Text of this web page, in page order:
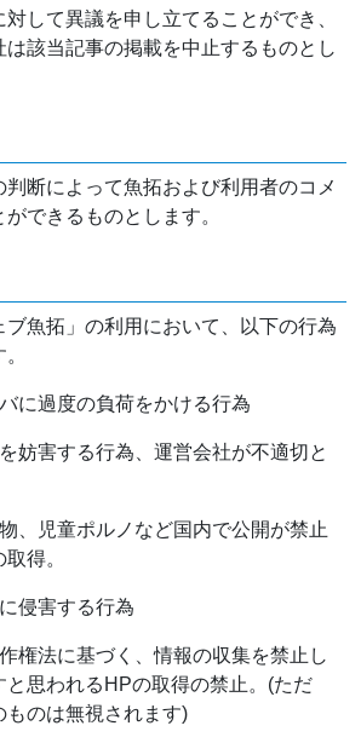
して異議を申し立てることができ、
該当記事の掲載を中止するものとし
断によって魚拓および利用者のコメ
できるものとします。
魚拓」の利用において、以下の行為
に過度の負荷をかける行為
妨害する行為、運営会社が不適切と
、児童ポルノなど国内で公開が禁止
得。
侵害する行為
権法に基づく、情報の収集を禁止し
と思われるHPの取得の禁止。(ただ
ものは無視されます)